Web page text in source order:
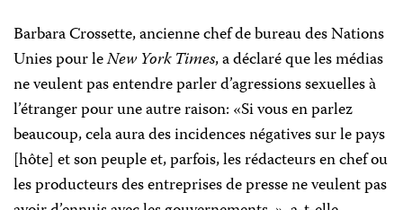
Barbara Crossette, ancienne chef de bureau des Nations
Unies pour leNew York Times, a déclaré que les médias
ne veulent pas entendre parler d’agressions sexuelles à
l’étranger pour une autre raison: «Si vous en parlez
beaucoup, cela aura des incidences négatives sur le pays
[hôte] et son peuple et, parfois, les rédacteurs en chef ou
les producteurs des entreprises de presse ne veulent pas